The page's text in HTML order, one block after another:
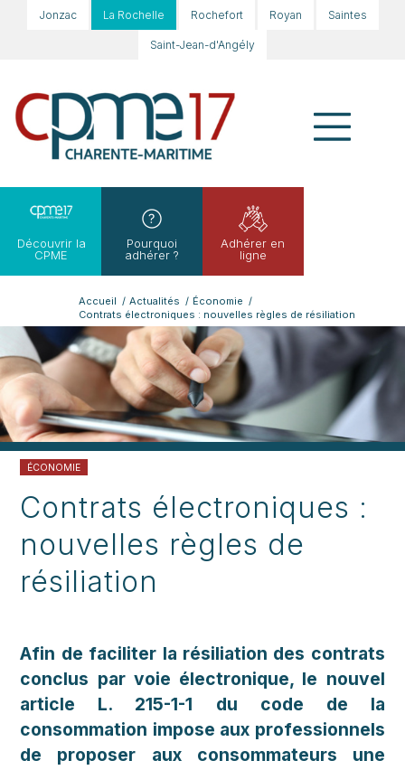
Jonzac La Rochelle Rochefort Royan Saintes
Saint-Jean-d'Angély
Découvrir la
CPME
Pourquoi
adhérer ?
Adhérer en
ligne
Accueil / Actualités / Économie /
Contrats électroniques : nouvelles règles de résiliation
ÉCONOMIE
Contrats électroniques :
nouvelles règles de
résiliation
Afin de faciliter la résiliation des contrats
conclus par voie électronique, le nouvel
article L. 215-1-1 du code de la
consommation impose aux professionnels
de proposer aux consommateurs une